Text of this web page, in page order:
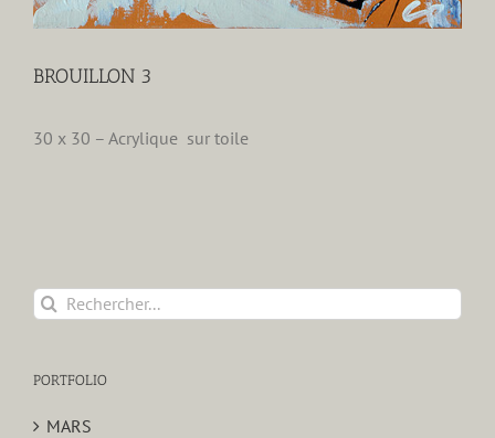
BROUILLON 3
30 x 30 – Acrylique sur toile
Rechercher:
PORTFOLIO
MARS